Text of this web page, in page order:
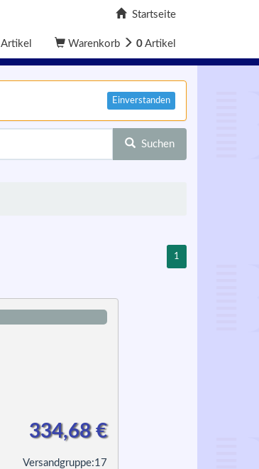
Startseite
Artikel Warenkorb 0 Artikel
Einverstanden
Suchen
1
334,68€
Versandgruppe:17